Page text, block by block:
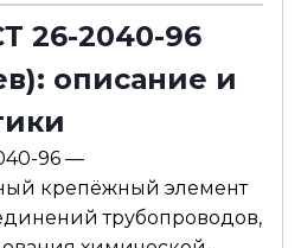
26-2040-96
описание и
96 —
крепёжный элемент
трубопроводов,